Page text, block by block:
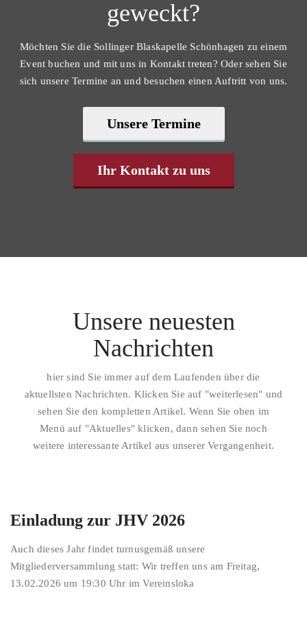
geweckt?
Möchten Sie die Sollinger Blaskapelle Schönhagen zu einem
Event buchen und mit uns in Kontakt treten? Oder sehen Sie
sich unsere Termine an und besuchen einen Auftritt von uns.
Unsere Termine
Ihr Kontakt zu uns
Unsere neuesten
Nachrichten
hier sind Sie immer auf dem Laufenden über die
aktuellsten Nachrichten. Klicken Sie auf "weiterlesen" und
sehen Sie den kompletten Artikel. Wenn Sie oben im
Menü auf "Aktuelles" klicken, dann sehen Sie noch
weitere interessante Artikel aus unserer Vergangenheit.
Einladung zur JHV 2026
Auch dieses Jahr findet turnusgemäß unsere
Mitgliederversammlung statt: Wir treffen uns am Freitag,
13.02.2026 um 19:30 Uhr im Vereinsloka